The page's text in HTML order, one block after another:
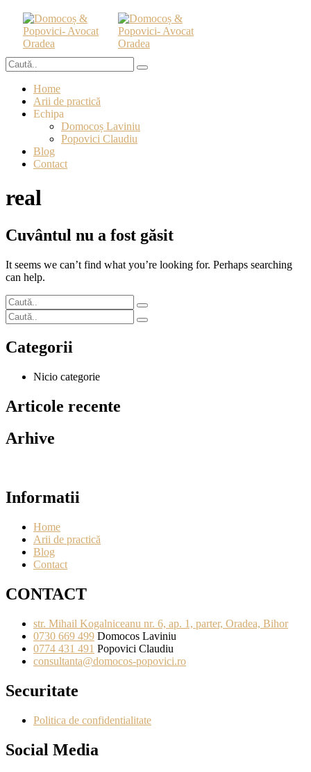
Home
Arii de practică
Echipa
Domocoș Laviniu
Popovici Claudiu
Blog
Contact
real
Cuvântul nu a fost găsit
It seems we can’t find what you’re looking for. Perhaps searching
can help.
Categorii
Nicio categorie
Articole recente
Arhive
Informatii
Home
Arii de practică
Blog
Contact
CONTACT
str. Mihail Kogalniceanu nr. 6, ap. 1, parter, Oradea, Bihor
0730 669 499 Domocos Laviniu
0774 431 491 Popovici Claudiu
consultanta@domocos-popovici.ro
Securitate
Politica de confidentialitate
Social Media